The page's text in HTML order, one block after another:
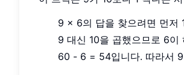
9 x 6의 답을 찾으려면 먼저
9 대신 10을 곱했으므로 6이
60 - 6 = 54입니다. 따라서